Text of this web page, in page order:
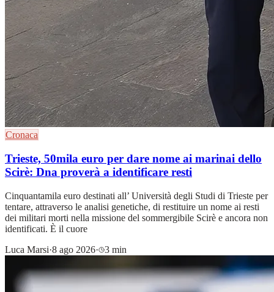
Cronaca
Trieste, 50mila euro per dare nome ai marinai dello
Scirè: Dna proverà a identificare resti
Cinquantamila euro destinati all’ Università degli Studi di Trieste per
tentare, attraverso le analisi genetiche, di restituire un nome ai resti
dei militari morti nella missione del sommergibile Scirè e ancora non
identificati. È il cuore
Luca Marsi·8 ago 2026· 3 min